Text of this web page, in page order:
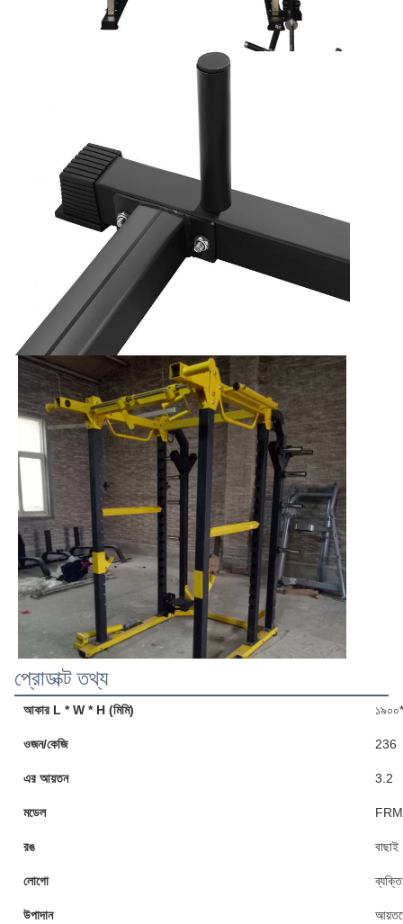
প্রোডাক্ট তথ্য
আকার L * W * H (মিমি)
ওজন/কেজি 236
এর আয়তন 3.2
মডেল
রঙ বাছাই
লোগো
উপাদান